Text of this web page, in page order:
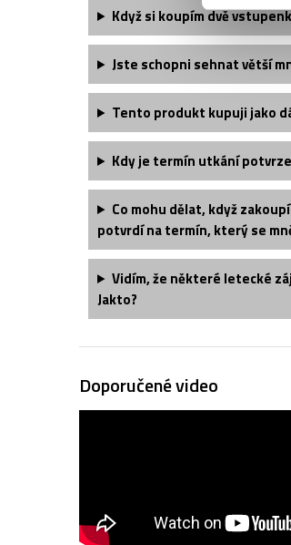
Když si koupím dvě
Jste schopni sehnat větší
Tento produkt kupuji jako
Kdy je termín utkání
Co mohu dělat, když
potvrdí na termín, který se
Vidím, že některé letecké
Jakto?
Doporučené video